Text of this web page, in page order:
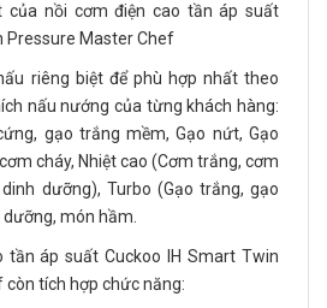
nồi cơm điện cao tần áp suất
Pressure Master Chef
riêng biệt để phù hợp nhất theo
nấu nướng của từng khách hàng:
gạo trắng mềm, Gạo nứt, Gạo
cháy, Nhiệt cao (Cơm trắng, cơm
dưỡng), Turbo (Gạo trắng, gạo
món hầm.
tần áp suất Cuckoo IH Smart Twin
tích hợp chức năng: